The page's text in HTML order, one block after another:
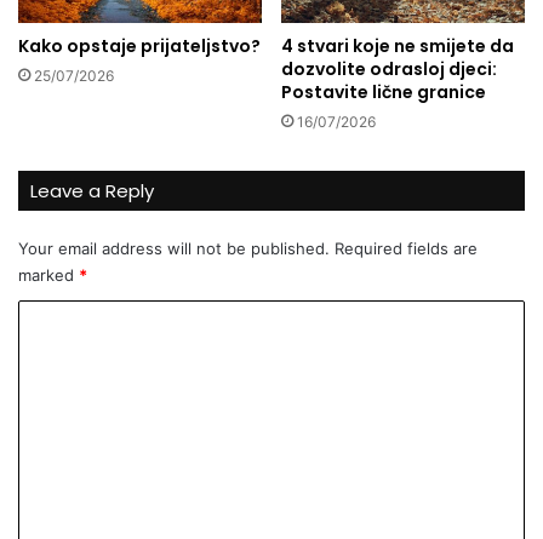
z
a
p
o
m
a
z
Kako opstaje prijateljstvo?
25/07/2026
4 stvari koje ne smijete da
dozvolite odrasloj djeci:
Postavite lične granice
16/07/2026
Leave a Reply
Your email address will not be published. Required fields are
marked *